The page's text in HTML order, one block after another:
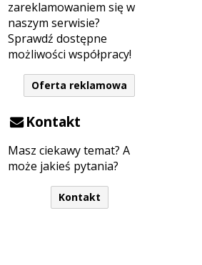
zareklamowaniem się w
naszym serwisie?
Sprawdź dostępne
możliwości współpracy!
Oferta reklamowa
Kontakt
Masz ciekawy temat? A
może jakieś pytania?
Kontakt